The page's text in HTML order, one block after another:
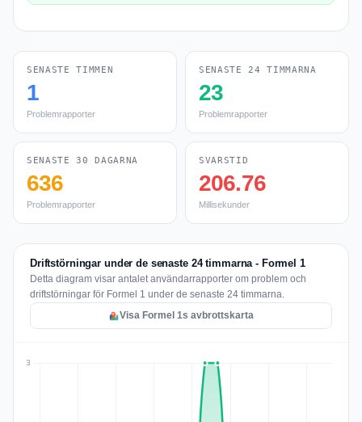
SENASTE TIMMEN
1
Problemrapporter
SENASTE 24 TIMMARNA
23
Problemrapporter
SENASTE 30 DAGARNA
636
Problemrapporter
SVARSTID
206.76
Millisekunder
Driftstörningar under de senaste 24 timmarna - Formel 1
Detta diagram visar antalet användarrapporter om problem och
driftstörningar för Formel 1 under de senaste 24 timmarna.
Visa Formel 1s avbrottskarta